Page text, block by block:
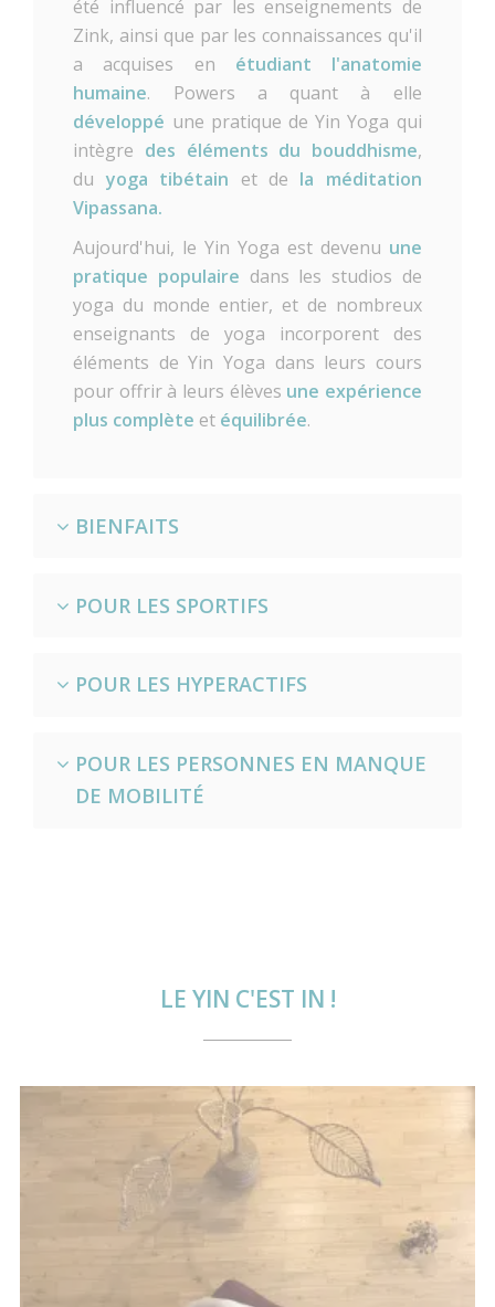
été influencé par les enseignements de
Zink, ainsi que par les connaissances qu'il
a acquises en étudiant l'anatomie
humaine. Powers a quant à elle
développé une pratique de Yin Yoga qui
intègre des éléments du bouddhisme,
du yoga tibétain et de la méditation
Vipassana.
Aujourd'hui, le Yin Yoga est devenu une
pratique populaire dans les studios de
yoga du monde entier, et de nombreux
enseignants de yoga incorporent des
éléments de Yin Yoga dans leurs cours
pour offrir à leurs élèves une expérience
plus complète et équilibrée.
BIENFAITS
POUR LES SPORTIFS
POUR LES HYPERACTIFS
POUR LES PERSONNES EN MANQUE
DE MOBILITÉ
LE YIN C'EST IN !